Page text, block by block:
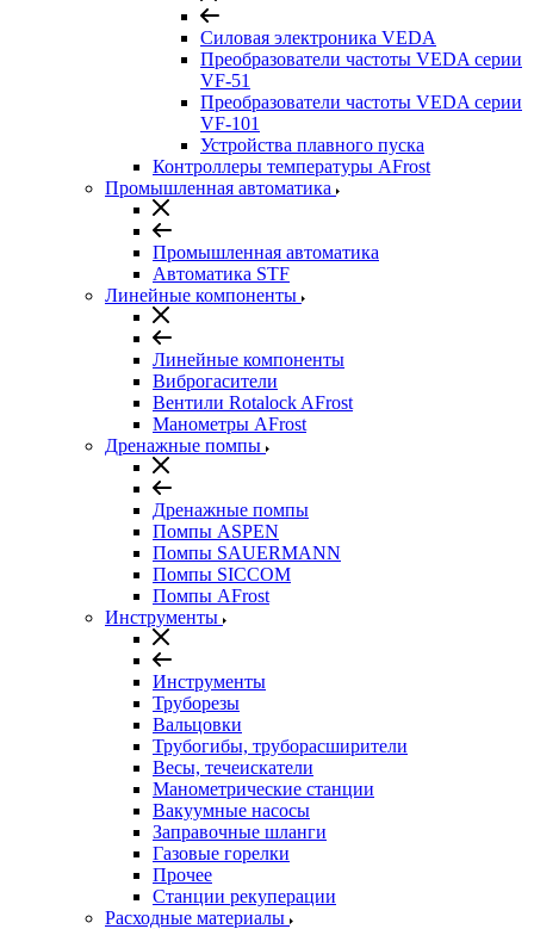
Силовая электроника VEDA
Преобразователи частоты VEDA серии
VF-51
Преобразователи частоты VEDA серии
VF-101
Устройства плавного пуска
Контроллеры температуры AFrost
Промышленная автоматика
Промышленная автоматика
Автоматика STF
Линейные компоненты
Линейные компоненты
Виброгасители
Вентили Rotalock AFrost
Манометры AFrost
Дренажные помпы
Дренажные помпы
Помпы ASPEN
Помпы SAUERMANN
Помпы SICCOM
Помпы AFrost
Инструменты
Инструменты
Труборезы
Вальцовки
Трубогибы, труборасширители
Весы, течеискатели
Манометрические станции
Вакуумные насосы
Заправочные шланги
Газовые горелки
Прочее
Станции рекуперации
Расходные материалы